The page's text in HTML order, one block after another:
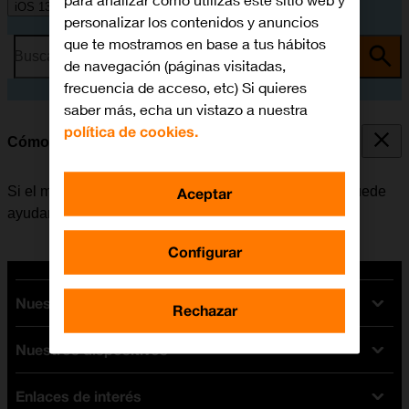
iOS 13.1
Busca por problema o tema
Cómo reiniciar el móvil
Si el móvil funciona muy lentamente o no responde, puede
ayudar el reiniciarlo.
Nuestras tarifas
Tarifas Orange
Tarifas fibra y móvil
Nuestros dispositivos
Ofertas en móviles
Enlaces de interés
personalizar los contenidos y anuncios
que te mostramos en base a tus hábitos
de navegación (páginas visitadas,
frecuencia de acceso, etc) Si quieres
saber más, echa un vistazo a nuestra
política de cookies.
Configurar
Rechazar
Aceptar